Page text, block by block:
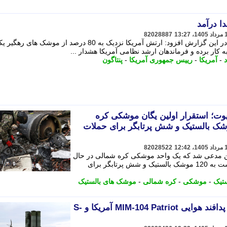
درآمد
82028887
سی ان ان روز سه شنبه به وقت محلی در این گزارش افزود: ارتش آمریکا نزدیک به 80 درصد از
برده و فرماندهان ارشد نظامی آمریکا هشدار ...
- آمریکا - رییس جمهوری آمریکا - پنتاگون
استقرار اولین یگان موشکی کره
در روسیه با تجهیز 120 موشک بالستیک و شش پرتابگر برای حملات
82028522
مدعی شد که یک واحد موشکی کره شمالی در حال
استقرار در غرب روسیه بوده و ممکن است به 120 موشک بالستیک و شش پرتابگر برای
- موشکی -کره شمالی - موشک های بالستیک
تصاویر| مقایسه سیستم های پدافند هوایی MIM-104 Patriot آمریکا و S-